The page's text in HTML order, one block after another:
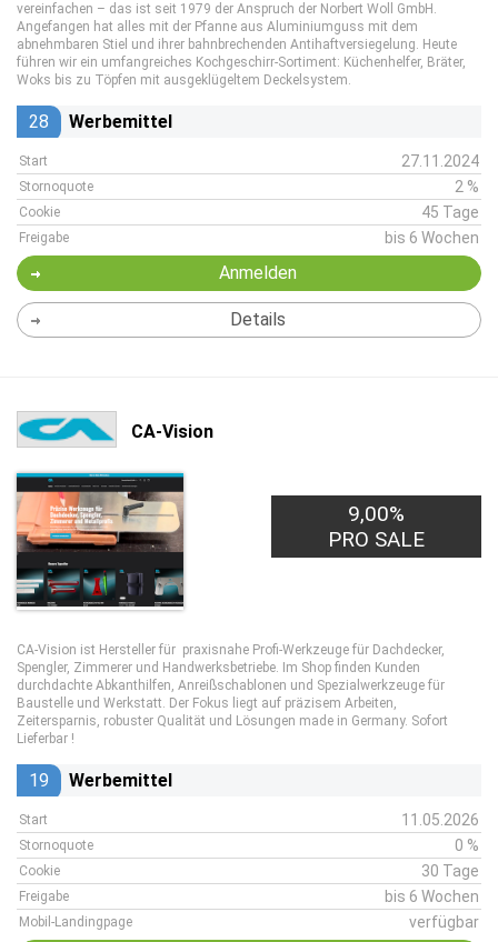
vereinfachen – das ist seit 1979 der Anspruch der Norbert Woll GmbH.
Angefangen hat alles mit der Pfanne aus Aluminiumguss mit dem
abnehmbaren Stiel und ihrer bahnbrechenden Antihaftversiegelung. Heute
führen wir ein umfangreiches Kochgeschirr-Sortiment: Küchenhelfer, Bräter,
Woks bis zu Töpfen mit ausgeklügeltem Deckelsystem.
28 Werbemittel
Start 27.11.2024
Stornoquote 2 %
Cookie 45 Tage
Freigabe bis 6 Wochen
Anmelden
Details
CA-Vision
9,00%
PRO SALE
CA-Vision ist Hersteller für praxisnahe Profi-Werkzeuge für Dachdecker,
Spengler, Zimmerer und Handwerksbetriebe. Im Shop finden Kunden
durchdachte Abkanthilfen, Anreißschablonen und Spezialwerkzeuge für
Baustelle und Werkstatt. Der Fokus liegt auf präzisem Arbeiten,
Zeitersparnis, robuster Qualität und Lösungen made in Germany. Sofort
Lieferbar !
19 Werbemittel
Start 11.05.2026
Stornoquote 0 %
Cookie 30 Tage
Freigabe bis 6 Wochen
Mobil-Landingpage verfügbar